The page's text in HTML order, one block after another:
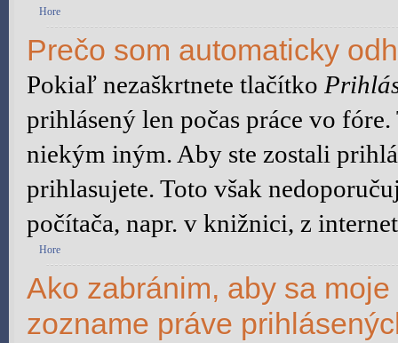
Hore
Prečo som automaticky
Pokiaľ nezaškrtnete tlačítko
prihlásený len počas práce vo
niekým iným. Aby ste zostali
prihlasujete. Toto však
počítača, napr. v knižnici, z
Hore
Ako zabránim, aby sa
zozname práve